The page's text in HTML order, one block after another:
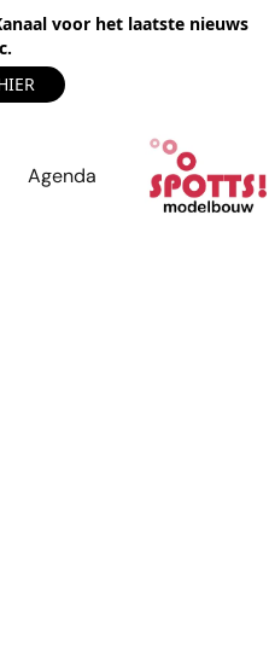
voor het laatste nieuws
Agenda